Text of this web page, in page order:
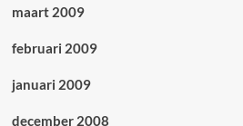
maart 2009
februari 2009
januari 2009
december 2008